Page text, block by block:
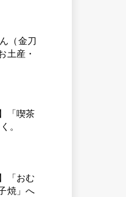
（金刀
土産・
「喫茶
。
「おむ
焼」へ